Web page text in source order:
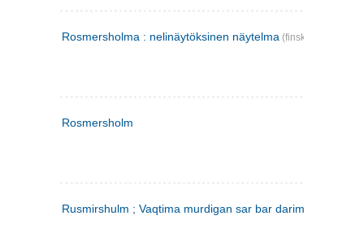
Rosmersholma : nelinäytöksinen näytelma (finsk)
Rosmersholm
Rusmirshulm ; Vaqtima murdigan sar bar darim